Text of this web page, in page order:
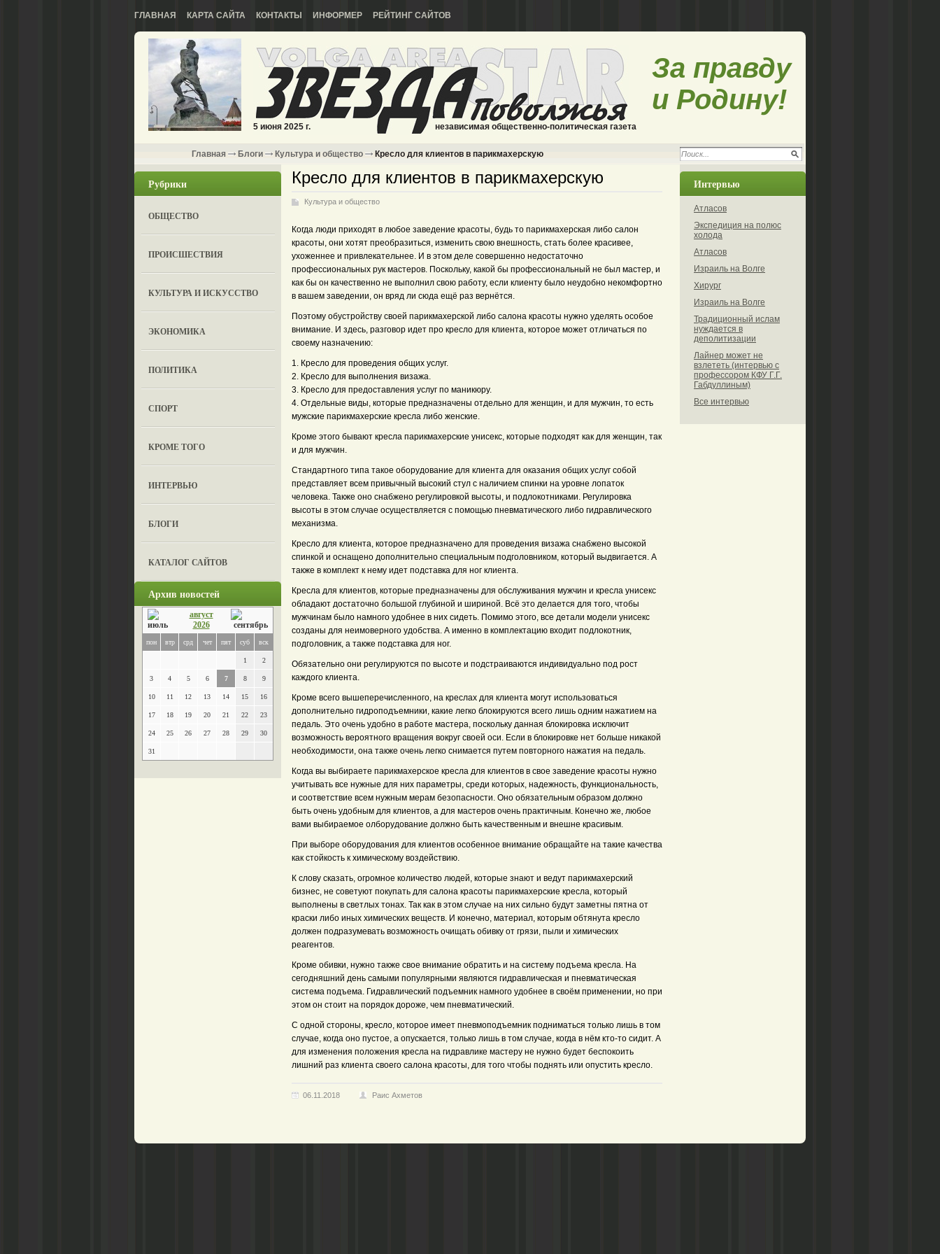
ГЛАВНАЯ КАРТА САЙТА КОНТАКТЫ ИНФОРМЕР РЕЙТИНГ САЙТОВ
5 июня 2025 г. независимая общественно-политическая газета
За правду
и Родину!
Главная Блоги Культура и общество Кресло для клиентов в парикмахерскую
Рубрики
ОБЩЕСТВО
ПРОИСШЕСТВИЯ
КУЛЬТУРА И ИСКУССТВО
ЭКОНОМИКА
ПОЛИТИКА
СПОРТ
КРОМЕ ТОГО
ИНТЕРВЬЮ
БЛОГИ
КАТАЛОГ САЙТОВ
Архив новостей
август
2026
пон втр срд чет пят суб вск
1 2
3 4 5 6 7 8 9
10 11 12 13 14 15 16
17 18 19 20 21 22 23
24 25 26 27 28 29 30
31
Кресло для клиентов в парикмахерскую
Культура и общество
Когда люди приходят в любое заведение красоты, будь то парикмахерская либо салон
красоты, они хотят преобразиться, изменить свою внешность, стать более красивее,
ухоженнее и привлекательнее. И в этом деле совершенно недостаточно
профессиональных рук мастеров. Поскольку, какой бы профессиональный не был мастер, и
как бы он качественно не выполнил свою работу, если клиенту было неудобно некомфортно
в вашем заведении, он вряд ли сюда ещё раз вернётся.
Поэтому обустройству своей парикмахерской либо салона красоты нужно уделять особое
внимание. И здесь, разговор идет про кресло для клиента, которое может отличаться по
своему назначению:
1. Кресло для проведения общих услуг.
2. Кресло для выполнения визажа.
3. Кресло для предоставления услуг по маникюру.
4. Отдельные виды, которые предназначены отдельно для женщин, и для мужчин, то есть
мужские парикмахерские кресла либо женские.
Кроме этого бывают кресла парикмахерские унисекс, которые подходят как для женщин, так
и для мужчин.
Стандартного типа такое оборудование для клиента для оказания общих услуг собой
представляет всем привычный высокий стул с наличием спинки на уровне лопаток
человека. Также оно снабжено регулировкой высоты, и подлокотниками. Регулировка
высоты в этом случае осуществляется с помощью пневматического либо гидравлического
механизма.
Кресло для клиента, которое предназначено для проведения визажа снабжено высокой
спинкой и оснащено дополнительно специальным подголовником, который выдвигается. А
также в комплект к нему идет подставка для ног клиента.
Кресла для клиентов, которые предназначены для обслуживания мужчин и кресла унисекс
обладают достаточно большой глубиной и шириной. Всё это делается для того, чтобы
мужчинам было намного удобнее в них сидеть. Помимо этого, все детали модели унисекс
созданы для неимоверного удобства. А именно в комплектацию входит подлокотник,
подголовник, а также подставка для ног.
Обязательно они регулируются по высоте и подстраиваются индивидуально под рост
каждого клиента.
Кроме всего вышеперечисленного, на креслах для клиента могут использоваться
дополнительно гидроподъемники, какие легко блокируются всего лишь одним нажатием на
педаль. Это очень удобно в работе мастера, поскольку данная блокировка исключит
возможность вероятного вращения вокруг своей оси. Если в блокировке нет больше никакой
необходимости, она также очень легко снимается путем повторного нажатия на педаль.
Когда вы выбираете парикмахерское кресла для клиентов в свое заведение красоты нужно
учитывать все нужные для них параметры, среди которых, надежность, функциональность,
и соответствие всем нужным мерам безопасности. Оно обязательным образом должно
быть очень удобным для клиентов, а для мастеров очень практичным. Конечно же, любое
вами выбираемое олборудование должно быть качественным и внешне красивым.
При выборе оборудования для клиентов особенное внимание обращайте на такие качества
как стойкость к химическому воздействию.
К слову сказать, огромное количество людей, которые знают и ведут парикмахерский
бизнес, не советуют покупать для салона красоты парикмахерские кресла, который
выполнены в светлых тонах. Так как в этом случае на них сильно будут заметны пятна от
краски либо иных химических веществ. И конечно, материал, которым обтянута кресло
должен подразумевать возможность очищать обивку от грязи, пыли и химических
реагентов.
Кроме обивки, нужно также свое внимание обратить и на систему подъема кресла. На
сегодняшний день самыми популярными являются гидравлическая и пневматическая
система подъема. Гидравлический подъемник намного удобнее в своём применении, но при
этом он стоит на порядок дороже, чем пневматический.
С одной стороны, кресло, которое имеет пневмоподъемник подниматься только лишь в том
случае, когда оно пустое, а опускается, только лишь в том случае, когда в нём кто-то сидит. А
для изменения положения кресла на гидравлике мастеру не нужно будет беспокоить
лишний раз клиента своего салона красоты, для того чтобы поднять или опустить кресло.
06.11.2018 Раис Ахметов
Интервью
Атласов
Экспедиция на полюс
холода
Атласов
Израиль на Волге
Хирург
Израиль на Волге
Традиционный ислам
нуждается в
деполитизации
Лайнер может не
взлететь (интервью с
профессором КФУ Г.Г.
Габдуллиным)
Все интервью